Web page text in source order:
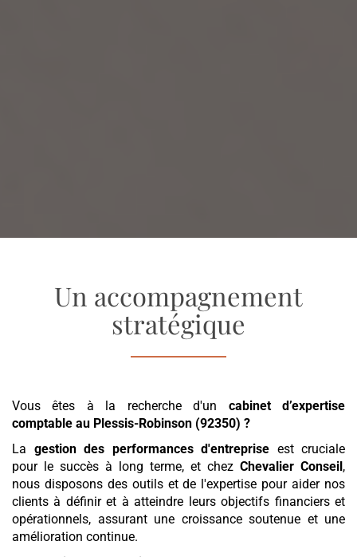
Un accompagnement
stratégique
Vous êtes à la recherche d'un cabinet d’expertise
comptable au Plessis-Robinson (92350) ?
La gestion des performances d'entreprise est cruciale
pour le succès à long terme, et chez Chevalier Conseil,
nous disposons des outils et de l'expertise pour aider nos
clients à définir et à atteindre leurs objectifs financiers et
opérationnels, assurant une croissance soutenue et une
amélioration continue.